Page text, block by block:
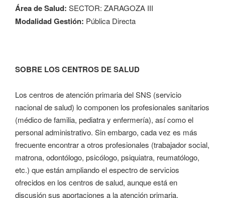
Área de Salud: SECTOR: ZARAGOZA III
Modalidad Gestión: Pública Directa
SOBRE LOS CENTROS DE SALUD
Los centros de atención primaria del SNS (servicio
nacional de salud) lo componen los profesionales sanitarios
(médico de familia, pediatra y enfermería), así como el
personal administrativo. Sin embargo, cada vez es más
frecuente encontrar a otros profesionales (trabajador social,
matrona, odontólogo, psicólogo, psiquiatra, reumatólogo,
etc.) que están ampliando el espectro de servicios
ofrecidos en los centros de salud, aunque está en
discusión sus aportaciones a la atención primaria.